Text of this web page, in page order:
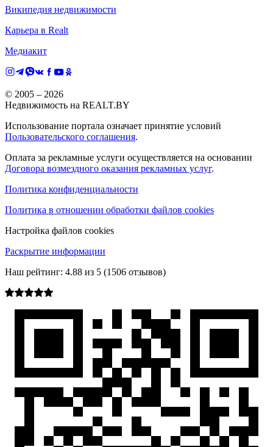
Википедия недвижимости
Карьера в Realt
Медиакит
© 2005 – 2026
Недвижимость на REALT.BY
Использование портала означает принятие условий
Пользовательского соглашения.
Оплата за рекламные услуги осуществляется на основании
Договора возмездного оказания рекламных услуг.
Политика конфиденциальности
Политика в отношении обработки файлов cookies
Настройка файлов cookies
Раскрытие информации
Наш рейтинг: 4.88 из 5 (1506 отзывов)